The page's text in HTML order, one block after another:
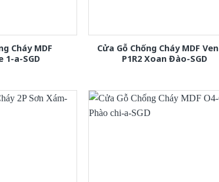
Cháy MDF
1-a-SGD
Cửa Gỗ Chống Cháy MDF
P1R2 Xoan Đào-SGD